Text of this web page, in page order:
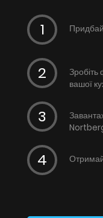
Зробіть
вашої